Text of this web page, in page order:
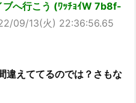
ブへ行こう (ﾜｯﾁｮｲW 7b8f-
09/13(火) 22:36:56.65
違えててるのでは？さもな